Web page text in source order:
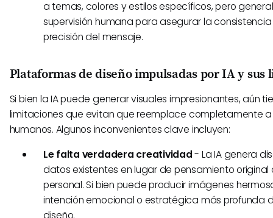
a temas, colores y estilos específicos, pero
supervisión humana para asegurar la
precisión del mensaje.
Plataformas de diseño impulsadas por IA y sus
Si bien la IA puede generar visuales impresionantes, aún
limitaciones que evitan que reemplace completamente
humanos. Algunos inconvenientes clave incluyen:
Le falta verdadera creatividad- La IA genera
datos existentes en lugar de pensamiento original
personal. Si bien puede producir imágenes
intención emocional o estratégica más profunda